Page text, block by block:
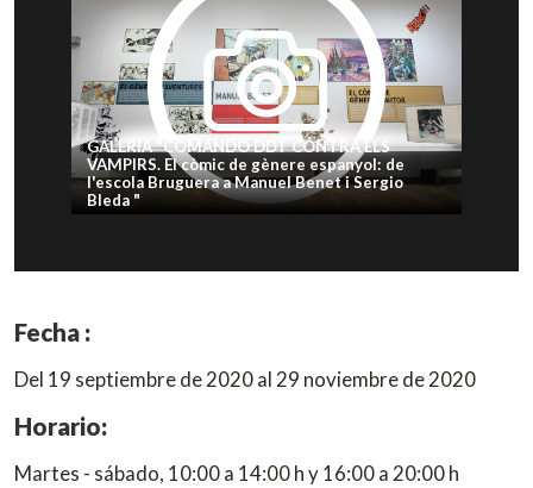
GALERIA "COMANDO DDT CONTRA ELS
VAMPIRS. El còmic de gènere espanyol: de
l'escola Bruguera a Manuel Benet i Sergio
Bleda "
Fecha :
Del 19 septiembre de 2020 al 29 noviembre de 2020
Horario:
Martes - sábado, 10:00 a 14:00 h y 16:00 a 20:00 h